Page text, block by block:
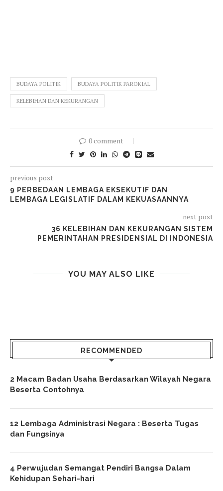
BUDAYA POLITIK BUDAYA POLITIK PAROKIAL
KELEBIHAN DAN KEKURANGAN
0 comment
previous post
9 PERBEDAAN LEMBAGA EKSEKUTIF DAN
LEMBAGA LEGISLATIF DALAM KEKUASAANNYA
next post
36 KELEBIHAN DAN KEKURANGAN SISTEM
PEMERINTAHAN PRESIDENSIAL DI INDONESIA
YOU MAY ALSO LIKE
RECOMMENDED
2 Macam Badan Usaha Berdasarkan Wilayah Negara
Beserta Contohnya
12 Lembaga Administrasi Negara : Beserta Tugas
dan Fungsinya
4 Perwujudan Semangat Pendiri Bangsa Dalam
Kehidupan Sehari-hari